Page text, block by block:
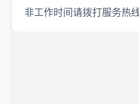
非工作时间请拨打服务热